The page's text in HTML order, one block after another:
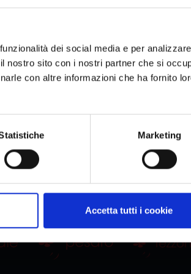
dei social media e per
nostro sito con i nostri partner che si
con altre informazioni che ha fornito
Marketing
Accetta tutti i cookie